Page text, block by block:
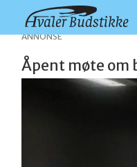
ANNONSE
Åpent møte om